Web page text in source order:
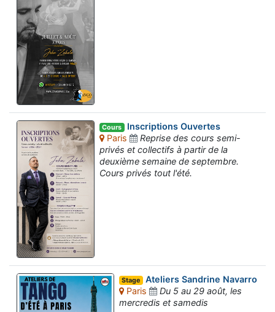
Cours Inscriptions Ouvertes
Paris
Reprise des cours semi-
privés et collectifs à partir de la
deuxième semaine de septembre.
Cours privés tout l'été.
Stage Ateliers Sandrine Navarro
Paris
Du 5 au 29 août, les
mercredis et samedis